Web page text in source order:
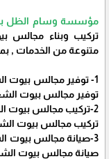
مؤسسة وسام الظل
تركيب وبناء مجالس
متنوعة من الخدمات ,
1- توفير مجالس بيوت الشعر بجدة: تقدم
توفير مجالس بيوت
2-تركيب مجالس بيوت الشعر بجدة: تقدم
تركيب مجالس بيوت
3-صيانة مجالس بيوت الشعر بجدة: تقدم
صيانة مجالس بيوت